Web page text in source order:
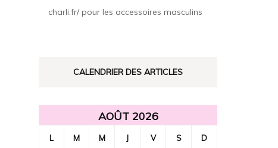
charli.fr/ pour les accessoires masculins
CALENDRIER DES ARTICLES
AOÛT 2026
L M M J V S D